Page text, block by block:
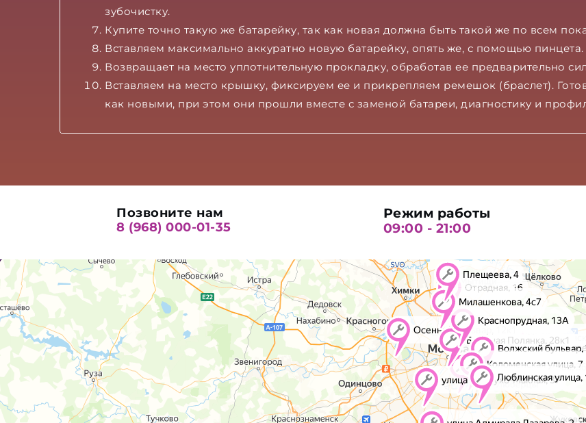
зубочистку.
Купите точно такую же батарейку, так как новая должна быть такой же по всем
Вставляем максимально аккуратно новую батарейку, опять же, с помощью пинцета.
Возвращает на место уплотнительную прокладку, обработав ее предварительно
Вставляем на место крышку, фиксируем ее и прикрепляем ремешок (браслет).
как новыми, при этом они прошли вместе с заменой батареи, диагностику и
Позвоните нам
8 (968) 000-01-35
Режим работы
09:00 - 21:00